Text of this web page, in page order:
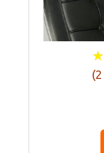
★
★
(2